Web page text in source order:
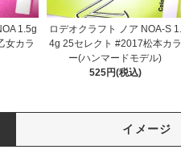
1.5g
女カラ
ロデオクラフト ノア NOA-S 1.
4g 25セレクト #2017松本カラ
ー(ハンマードモデル)
525円(税込)
イメージ